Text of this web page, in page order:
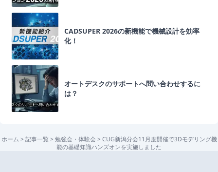
CADSUPER 2026の新機能で機械設計を効率
化！
オートデスクのサポートへ問い合わせするに
は？
ホーム > 記事一覧 > 勉強会・体験会> CUG新潟分会11月度開催で3Dモデリング機
能の基礎知識ハンズオンを実施しました